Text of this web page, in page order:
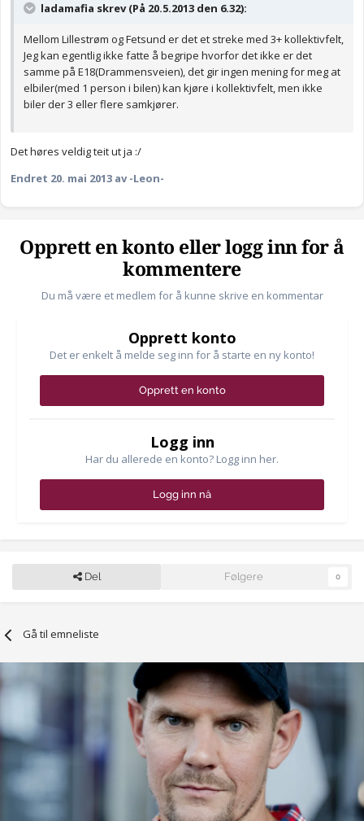
ladamafia skrev (På 20.5.2013 den 6.32):
Mellom Lillestrøm og Fetsund er det et streke med 3+ kollektivfelt,
Jeg kan egentlig ikke fatte å begripe hvorfor det ikke er det
samme på E18(Drammensveien), det gir ingen mening for meg at
elbiler(med 1 person i bilen) kan kjøre i kollektivfelt, men ikke
biler der 3 eller flere samkjører.
Det høres veldig teit ut ja :/
Endret 20. mai 2013 av -Leon-
Opprett en konto eller logg inn for å
kommentere
Du må være et medlem for å kunne skrive en kommentar
Opprett konto
Det er enkelt å melde seg inn for å starte en ny konto!
Opprett en konto
Logg inn
Har du allerede en konto? Logg inn her.
Logg inn nå
Del Følgere 0
Gå til emneliste